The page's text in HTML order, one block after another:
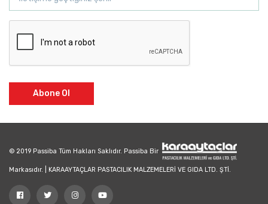
Abone Ol
© 2019 Passiba Tüm Hakları Saklıdır. Passiba Bir
Markasıdır. | KARAAYTAÇLAR PASTACILIK MALZEMELERİ VE GIDA LTD. ŞTİ.